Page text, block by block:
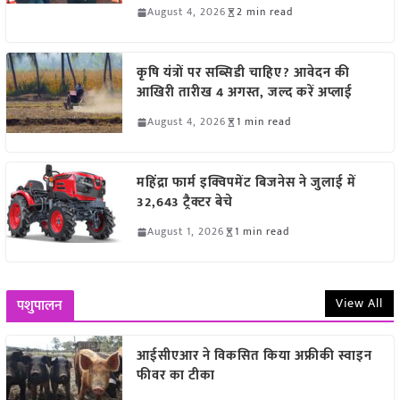
August 4, 2026 2 min read
कृषि यंत्रों पर सब्सिडी चाहिए? आवेदन की
आखिरी तारीख 4 अगस्त, जल्द करें अप्लाई
August 4, 2026 1 min read
महिंद्रा फार्म इक्विपमेंट बिजनेस ने जुलाई में
32,643 ट्रैक्टर बेचे
August 1, 2026 1 min read
पशुपालन View All
आईसीएआर ने विकसित किया अफ्रीकी स्वाइन
फीवर का टीका